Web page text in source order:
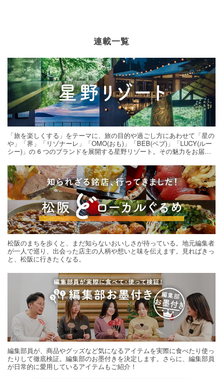
連載一覧
「旅を楽しくする」をテーマに、旅の目的や過ごし方にあわせて「星の
や」「界」「リゾナーレ」「OMO(おも)」「BEB(ベブ)」「LUCY(ルー
シー)」の 6 つのブランドを展開する星野リゾート。その魅力をお届け
松阪のまちを歩くと、まだ知らないおいしさが待っている。地元編集者
が一人で巡り、出会った店主の人柄や想いと味を伝えます。見ればきっ
と、松阪に行きたくなる。
編集部員が、商品やグッズなど気になるアイテムを実際に食べたり使っ
たりして徹底検証。編集部のお墨付きを決定します。さらに、編集部員
が日常的に愛用しているアイテムもご紹介！